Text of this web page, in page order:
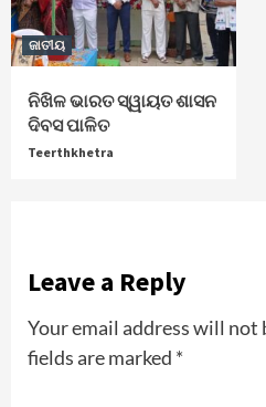
ଜାତୀୟ
ନିଖିଳ ଭାରତ ସ୍ୱାୟତ ଶାସନ
ଦିବସ ପାଳିତ
Teerthkhetra
Leave a Reply
Your email address will not
fields are marked *